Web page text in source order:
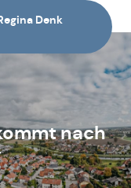
Denk
nach